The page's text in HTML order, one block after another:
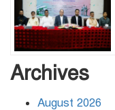
Archives
August 2026